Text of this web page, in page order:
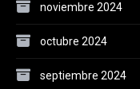
noviembre 2024
octubre 2024
septiembre 2024